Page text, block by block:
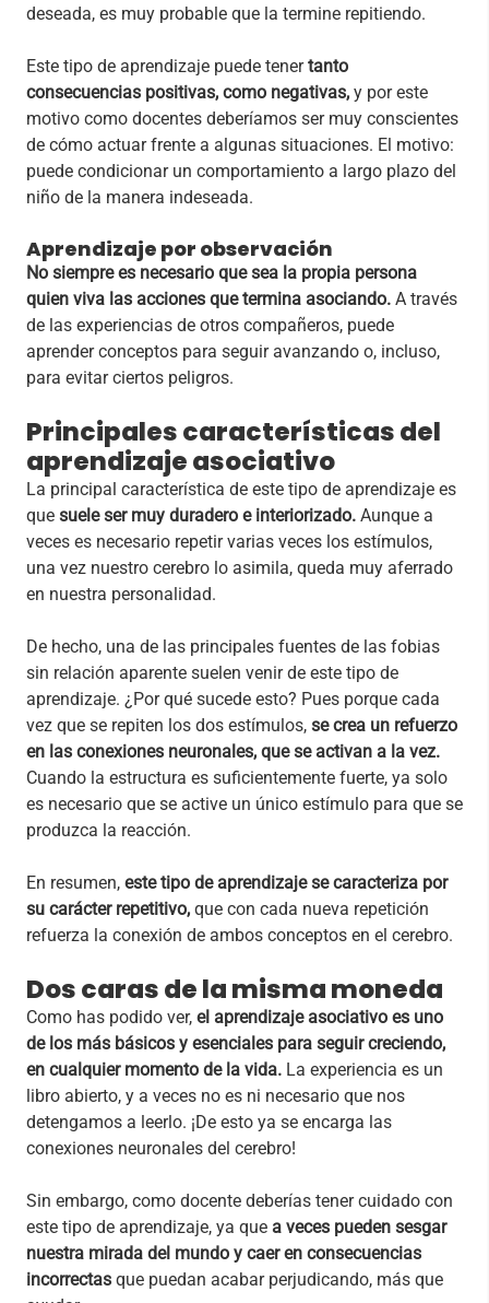
deseada, es muy probable que la termine repitiendo.
Este tipo de aprendizaje puede tenertanto
consecuencias positivas, como negativas, y por este
motivo como docentes deberíamos ser muy conscientes
de cómo actuar frente a algunas situaciones. El motivo:
puede condicionar un comportamiento a largo plazo del
niño de la manera indeseada.
Aprendizaje por observación
No siempre es necesario que sea la propia persona
quien viva las acciones que termina asociando. A través
de las experiencias de otros compañeros, puede
aprender conceptos para seguir avanzando o, incluso,
para evitar ciertos peligros.
Principales características del
aprendizaje asociativo
La principal característica de este tipo de aprendizaje es
que suele ser muy duradero e interiorizado. Aunque a
veces es necesario repetir varias veces los estímulos,
una vez nuestro cerebro lo asimila, queda muy aferrado
en nuestra personalidad.
De hecho, una de las principales fuentes de las fobias
sin relación aparente suelen venir de este tipo de
aprendizaje. ¿Por qué sucede esto? Pues porque cada
vez que se repiten los dos estímulos, se crea un refuerzo
en las conexiones neuronales, que se activan a la vez.
Cuando la estructura es suficientemente fuerte, ya solo
es necesario que se active un único estímulo para que se
produzca la reacción.
En resumen, este tipo de aprendizaje se caracteriza por
su carácter repetitivo, que con cada nueva repetición
refuerza la conexión de ambos conceptos en el cerebro.
Dos caras de la misma moneda
Como has podido ver, el aprendizaje asociativo es uno
de los más básicos y esenciales para seguir creciendo,
en cualquier momento de la vida. La experiencia es un
libro abierto, y a veces no es ni necesario que nos
detengamos a leerlo. ¡De esto ya se encarga las
conexiones neuronales del cerebro!
Sin embargo, como docente deberías tener cuidado con
este tipo de aprendizaje, ya que a veces pueden sesgar
nuestra mirada del mundo y caer en consecuencias
incorrectas que puedan acabar perjudicando, más que